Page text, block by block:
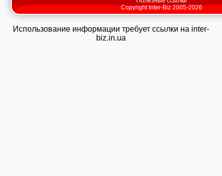
Copyright Inter-Biz 2005-2026
Использование информации требует ссылки на inter-
biz.in.ua